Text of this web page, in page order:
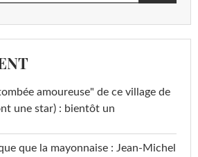
amoureuse" de ce village de
une star) : bientôt un
que la mayonnaise : Jean-Michel